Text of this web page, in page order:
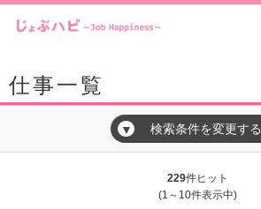
仕事一覧
▼ 検索条件を変更する
229件ヒット
(1～10件表示中)